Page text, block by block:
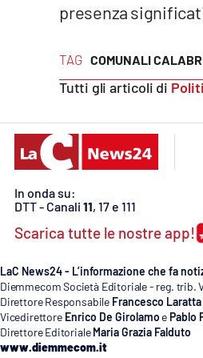
Cookie policy
TAG COMUNALI
Tutti gli articoli di
presenza
In onda su:
DTT - Canali 11, 17 e 111
Scarica tutte le nostre app!
LaC News24 - L’informazione che fa
Diemmecom Società Editoriale - reg. trib.
Direttore Responsabile Francesco Laratta
Vicedirettore Enrico De Girolamo e Pablo
Direttore Editoriale Maria Grazia Falduto
www.diemmecom.it